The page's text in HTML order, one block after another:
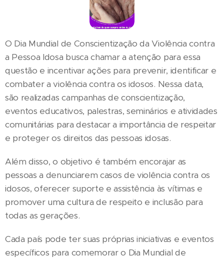
O Dia Mundial de Conscientização da Violência contra
a Pessoa Idosa busca chamar a atenção para essa
questão e incentivar ações para prevenir, identificar e
combater a violência contra os idosos. Nessa data,
são realizadas campanhas de conscientização,
eventos educativos, palestras, seminários e atividades
comunitárias para destacar a importância de respeitar
e proteger os direitos das pessoas idosas.
Além disso, o objetivo é também encorajar as
pessoas a denunciarem casos de violência contra os
idosos, oferecer suporte e assistência às vítimas e
promover uma cultura de respeito e inclusão para
todas as gerações.
Cada país pode ter suas próprias iniciativas e eventos
específicos para comemorar o Dia Mundial de